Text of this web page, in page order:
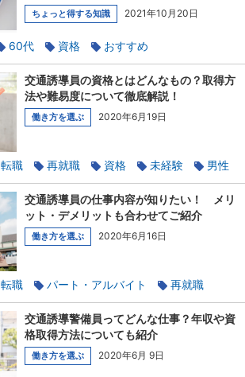
ちょっと得する知識 2021年10月20日
60代 資格 おすすめ
交通誘導員の資格とはどんなもの？取得方
法や難易度について徹底解説！
働き方を選ぶ 2020年6月19日
転職 再就職 資格 未経験
男性
交通誘導員の仕事内容が知りたい！ メリ
ット・デメリットも合わせてご紹介
働き方を選ぶ 2020年6月16日
転職 パート・アルバイト
再就職
男性
交通誘導警備員ってどんな仕事？年収や資
格取得方法についても紹介
働き方を選ぶ 2020年6月 9日